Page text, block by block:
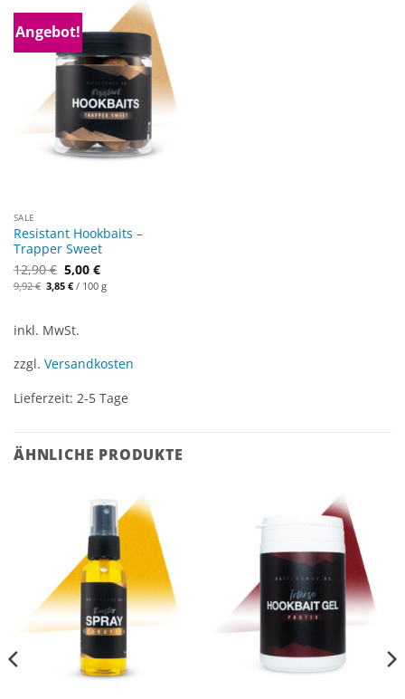
Angebot!
SALE
Resistant Hookbaits –
Trapper Sweet
12,90€ 5,00 €
9,92€ Ursprünglicher
Preis
3,85€Aktueller
Preis
/ 100 g
inkl. MwSt.
zzgl. Versandkosten
Lieferzeit: 2-5 Tage
ÄHNLICHE PRODUKTE